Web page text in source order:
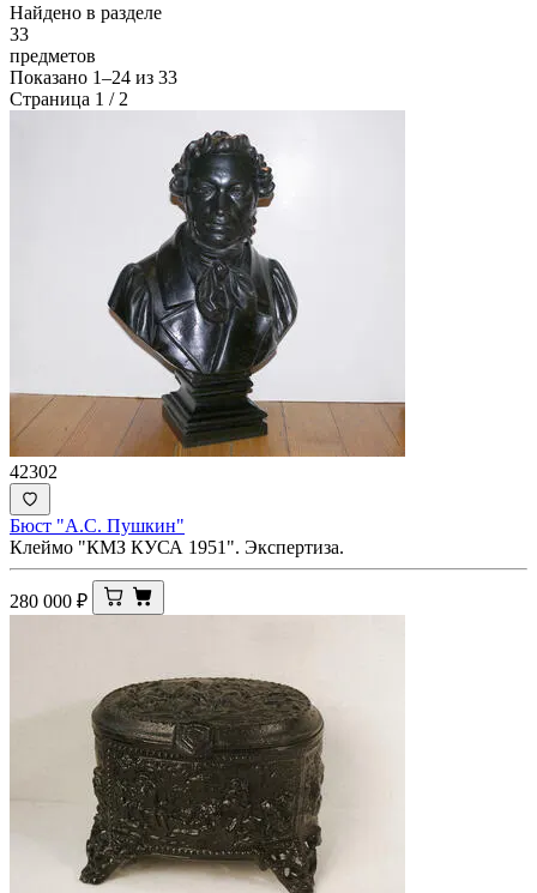
Найдено в разделе
33
предметов
Показано 1–24 из 33
Страница 1 / 2
42302
Бюст "А.С. Пушкин"
Клеймо "КМЗ КУСА 1951". Экспертиза.
280 000 ₽